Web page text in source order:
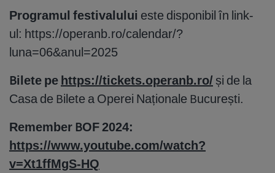
Programul festivalului este disponibil în link-
ul: https://operanb.ro/calendar/?
luna=06&anul=2025
Bilete pe https://tickets.operanb.ro/ și de la
Casa de Bilete a Operei Naționale București.
Remember BOF 2024:
https://www.youtube.com/watch?
v=Xt1ffMgS-HQ